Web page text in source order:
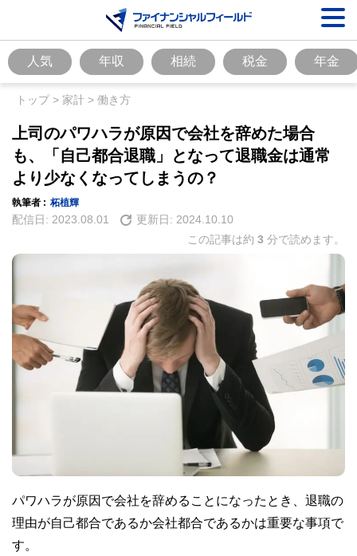
人気 年収 相続 税金 年金
トップ> 家計 > 働き方
上司のパワハラが原因で会社を辞めた場合
も、「自己都合退職」となって退職金は通常
より少なくなってしまうの？
執筆者 : 柘植輝
配信日: 2023.08.01 更新日: 2024.10.10
この記事は約 3 分で読めます。
パワハラが原因で会社を辞めることになったとき、退職の
理由が自己都合であるか会社都合であるかは重要な事項で
す。